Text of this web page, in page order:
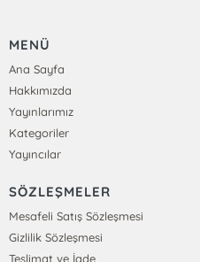
MENÜ
Ana Sayfa
Hakkımızda
Yayınlarımız
Kategoriler
Yayıncılar
SÖZLEŞMELER
Mesafeli Satış Sözleşmesi
Gizlilik Sözleşmesi
Teslimat ve İade